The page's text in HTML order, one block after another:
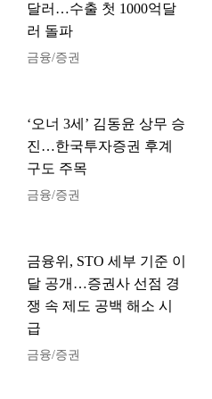
달러…수출 첫 1000억달
러 돌파
금융/증권
‘오너 3세’ 김동윤 상무 승
진…한국투자증권 후계
구도 주목
금융/증권
금융위, STO 세부 기준 이
달 공개…증권사 선점 경
쟁 속 제도 공백 해소 시
급
금융/증권